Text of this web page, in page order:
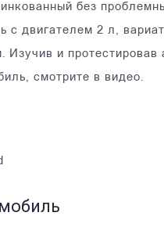
без
с двигателем 2 л,
Изучив и
смотрите в видео.